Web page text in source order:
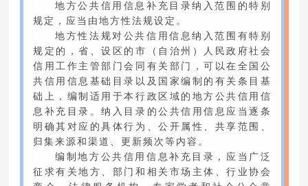
地方公共信用信息补充目录纳入范围的特别
规定，应当由地方性法规设定。
地方性法规对公共信用信息纳入范围有特别
规定的，省、设区的市（自治州）人民政府社会
信用工作主管部门会同有关部门，可以在全国公
共信用信息基础目录以及国家编制的有关条目基
础上，编制适用于本行政区域的地方公共信用信
息补充目录。纳入目录的公共信用信息应当逐条
明确其对应的具体行为、公开属性、共享范围、
归集来源和渠道、更新频次等内容。
编制地方公共信用信息补充目录，应当广泛
征求有关地方、部门和相关市场主体、行业协会